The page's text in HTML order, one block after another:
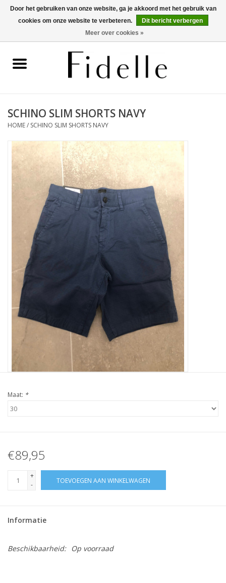
0 Artikelen - €0,00
OUTLET
SCHINO SLIM SHORTS NAVY
HOME/ SCHINO SLIM SHORTS NAVY
Maat: *
€89,95
+
-
TOEVOEGEN AAN WINKELWAGEN
Informatie
Beschikbaarheid: Op voorraad
Door het gebruiken van onze website, ga je akkoord met het gebruik van
cookies om onze website te verbeteren.
Dit bericht verbergen
Meer over cookies »